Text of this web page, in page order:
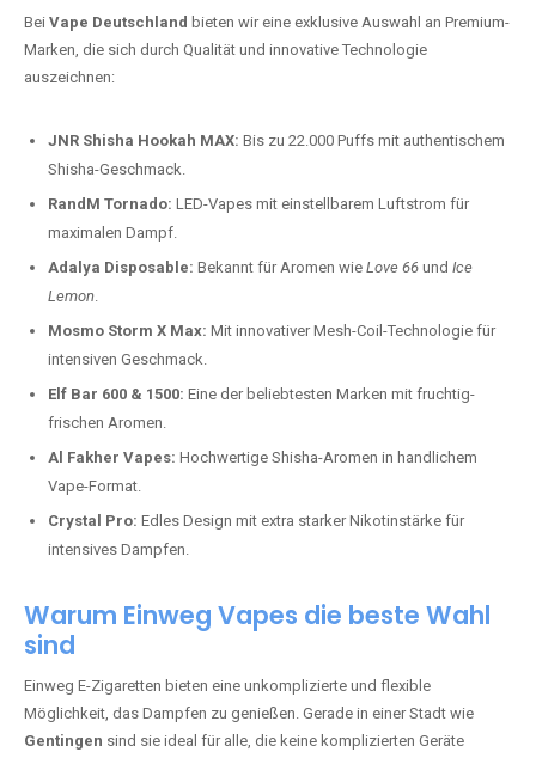
Bei Vape Deutschland bieten wir eine exklusive Auswahl an Premium-
Marken, die sich durch Qualität und innovative Technologie
auszeichnen:
JNR Shisha Hookah MAX: Bis zu 22.000 Puffs mit authentischem
Shisha-Geschmack.
RandM Tornado: LED-Vapes mit einstellbarem Luftstrom für
maximalen Dampf.
Adalya Disposable: Bekannt für Aromen wie Love 66 und Ice
Lemon.
Mosmo Storm X Max: Mit innovativer Mesh-Coil-Technologie für
intensiven Geschmack.
Elf Bar 600 & 1500: Eine der beliebtesten Marken mit fruchtig-
frischen Aromen.
Al Fakher Vapes: Hochwertige Shisha-Aromen in handlichem
Vape-Format.
Crystal Pro: Edles Design mit extra starker Nikotinstärke für
intensives Dampfen.
Warum Einweg Vapes die beste Wahl
sind
Einweg E-Zigaretten bieten eine unkomplizierte und flexible
Möglichkeit, das Dampfen zu genießen. Gerade in einer Stadt wie
Gentingen sind sie ideal für alle, die keine komplizierten Geräte